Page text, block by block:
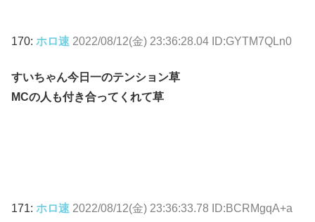
170: ホロ速 2022/08/12(金) 23:36:28.04 ID:GYTM7QLn0
すいちゃん今日一のテンション草
MCの人も付き合ってくれて草
171: ホロ速 2022/08/12(金) 23:36:33.78 ID:BCRMgqA+a